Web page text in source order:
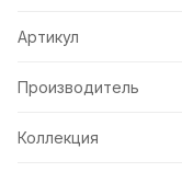
Артикул
Производитель
Коллекция